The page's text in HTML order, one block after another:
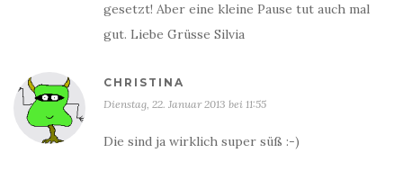
gesetzt! Aber eine kleine Pause tut auch mal
gut. Liebe Grüsse Silvia
CHRISTINA
Dienstag, 22. Januar 2013 bei 11:55
Die sind ja wirklich super süß :-)